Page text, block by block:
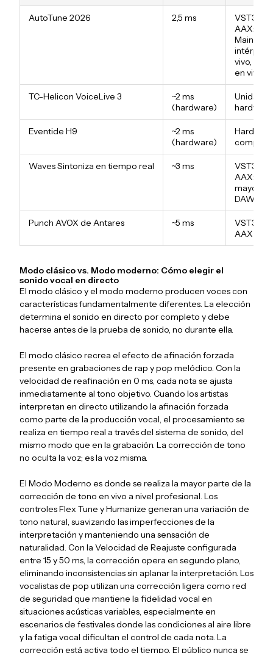
AutoTune 2026 2,5 ms
VST3 /
AAX:
vivo,
en vivo
TC-Helicon VoiceLive 3
~2 ms
(hardware)
Unidad
hardware
Eventide H9
~2 ms
(hardware)
Waves Sintoniza en tiempo real ~3 ms
VST3 /
AAX: la
mayoría
DAWs
Punch AVOX de Antares ~5 ms
VST3 /
AAX
Modo clásico vs. Modo moderno: Cómo elegir el
sonido vocal en directo
El modo clásico y el modo moderno producen voces con
características fundamentalmente diferentes. La elección
determina el sonido en directo por completo y debe
hacerse antes de la prueba de sonido, no durante ella.
El modo clásico recrea el efecto de afinación forzada
presente en grabaciones de rap y pop melódico. Con la
velocidad de reafinación en 0 ms, cada nota se ajusta
inmediatamente al tono objetivo. Cuando los artistas
interpretan en directo utilizando la afinación forzada
como parte de la producción vocal, el procesamiento se
realiza en tiempo real a través del sistema de sonido, del
mismo modo que en la grabación. La corrección de tono
no oculta la voz; es la voz misma.
El Modo Moderno es donde se realiza la mayor parte de la
corrección de tono en vivo a nivel profesional. Los
controles Flex Tune y Humanize generan una variación de
tono natural, suavizando las imperfecciones de la
interpretación y manteniendo una sensación de
naturalidad. Con la Velocidad de Reajuste configurada
entre 15 y 50 ms, la corrección opera en segundo plano,
eliminando inconsistencias sin aplanar la interpretación. Los
vocalistas de pop utilizan una corrección ligera como red
de seguridad que mantiene la fidelidad vocal en
situaciones acústicas variables, especialmente en
escenarios de festivales donde las condiciones al aire libre
y la fatiga vocal dificultan el control de cada nota. La
corrección está activa todo el tiempo. El público nunca se